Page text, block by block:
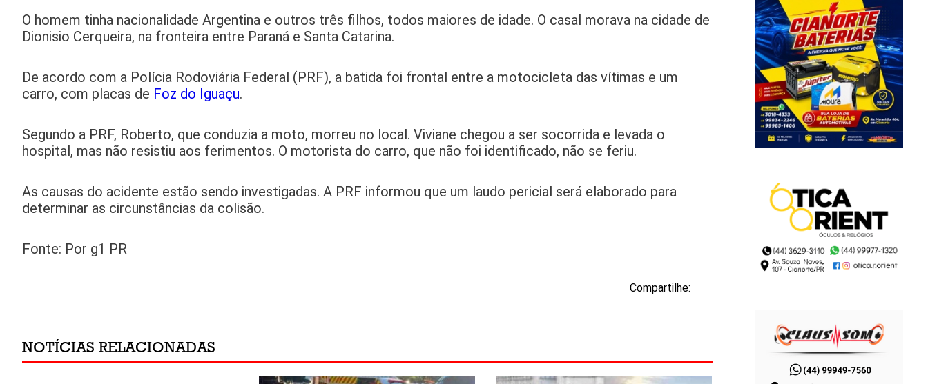
O homem tinha nacionalidade Argentina e outros três filhos, todos maiores de idade. O casal morava na cidade de
Dionisio Cerqueira, na fronteira entre Paraná e Santa Catarina.
De acordo com a Polícia Rodoviária Federal (PRF), a batida foi frontal entre a motocicleta das vítimas e um
carro, com placas de Foz do Iguaçu.
Segundo a PRF, Roberto, que conduzia a moto, morreu no local. Viviane chegou a ser socorrida e levada o
hospital, mas não resistiu aos ferimentos. O motorista do carro, que não foi identificado, não se feriu.
As causas do acidente estão sendo investigadas. A PRF informou que um laudo pericial será elaborado para
determinar as circunstâncias da colisão.
Fonte: Por g1 PR
Compartilhe:
NOTÍCIAS RELACIONADAS